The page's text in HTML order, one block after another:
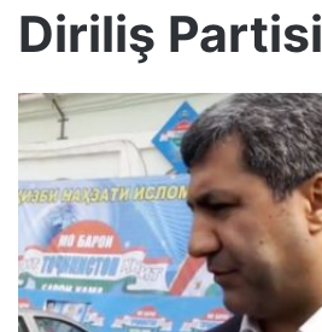
Diriliş Partisi